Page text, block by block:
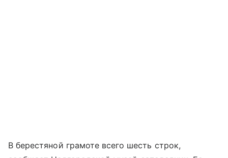
В берестяной грамоте всего шесть строк,